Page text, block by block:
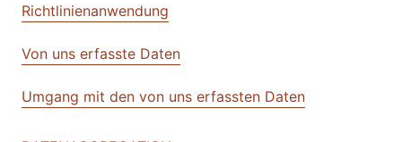
Richtlinienanwendung
Von uns erfasste Daten
Umgang mit den von uns erfassten Daten